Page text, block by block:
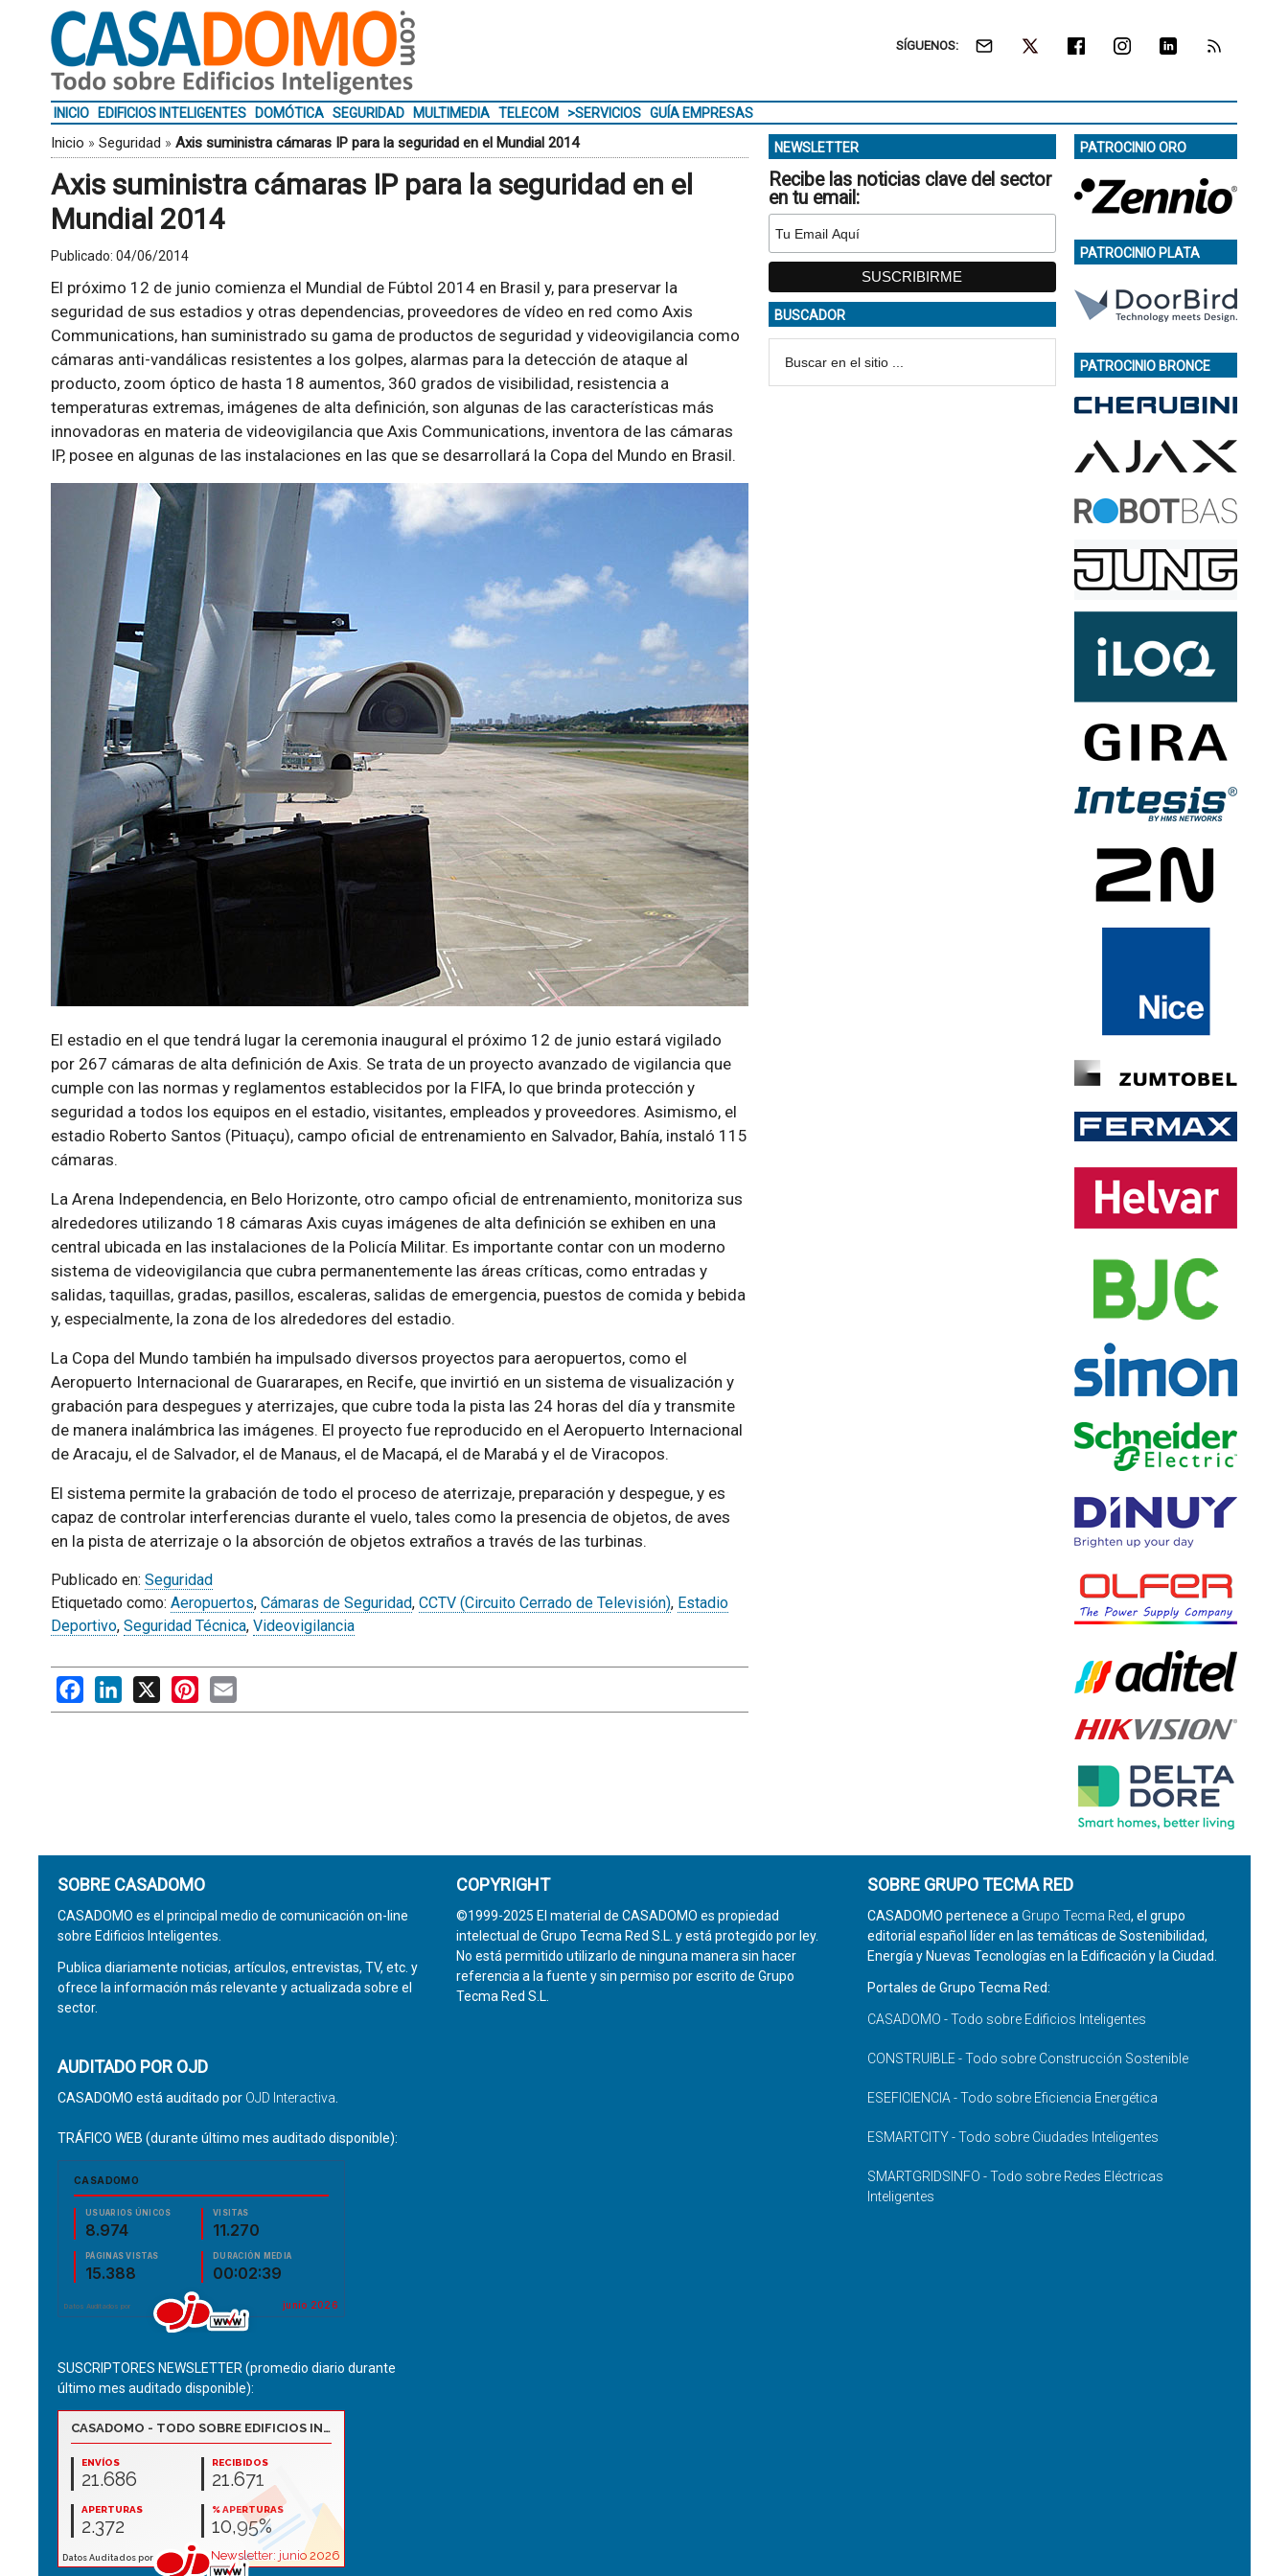
SÍGUENOS:
INICIO EDIFICIOS INTELIGENTES DOMÓTICA SEGURIDAD MULTIMEDIA TELECOM >SERVICIOS GUÍA EMPRESAS
Inicio » Seguridad » Axis suministra cámaras IP para la seguridad en el Mundial 2014
Axis suministra cámaras IP para la seguridad en el
Mundial 2014
Publicado: 04/06/2014
El próximo 12 de junio comienza el Mundial de Fúbtol 2014 en Brasil y, para preservar la
seguridad de sus estadios y otras dependencias, proveedores de vídeo en red como Axis
Communications, han suministrado su gama de productos de seguridad y videovigilancia como
cámaras anti-vandálicas resistentes a los golpes, alarmas para la detección de ataque al
producto, zoom óptico de hasta 18 aumentos, 360 grados de visibilidad, resistencia a
temperaturas extremas, imágenes de alta definición, son algunas de las características más
innovadoras en materia de videovigilancia que Axis Communications, inventora de las cámaras
IP, posee en algunas de las instalaciones en las que se desarrollará la Copa del Mundo en Brasil.
El estadio en el que tendrá lugar la ceremonia inaugural el próximo 12 de junio estará vigilado
por 267 cámaras de alta definición de Axis. Se trata de un proyecto avanzado de vigilancia que
cumple con las normas y reglamentos establecidos por la FIFA, lo que brinda protección y
seguridad a todos los equipos en el estadio, visitantes, empleados y proveedores. Asimismo, el
estadio Roberto Santos (Pituaçu), campo oficial de entrenamiento en Salvador, Bahía, instaló 115
cámaras.
La Arena Independencia, en Belo Horizonte, otro campo oficial de entrenamiento, monitoriza sus
alrededores utilizando 18 cámaras Axis cuyas imágenes de alta definición se exhiben en una
central ubicada en las instalaciones de la Policía Militar. Es importante contar con un moderno
sistema de videovigilancia que cubra permanentemente las áreas críticas, como entradas y
salidas, taquillas, gradas, pasillos, escaleras, salidas de emergencia, puestos de comida y bebida
y, especialmente, la zona de los alrededores del estadio.
La Copa del Mundo también ha impulsado diversos proyectos para aeropuertos, como el
Aeropuerto Internacional de Guararapes, en Recife, que invirtió en un sistema de visualización y
grabación para despegues y aterrizajes, que cubre toda la pista las 24 horas del día y transmite
de manera inalámbrica las imágenes. El proyecto fue reproducido en el Aeropuerto Internacional
de Aracaju, el de Salvador, el de Manaus, el de Macapá, el de Marabá y el de Viracopos.
El sistema permite la grabación de todo el proceso de aterrizaje, preparación y despegue, y es
capaz de controlar interferencias durante el vuelo, tales como la presencia de objetos, de aves
en la pista de aterrizaje o la absorción de objetos extraños a través de las turbinas.
Publicado en: Seguridad
Etiquetado como: Aeropuertos, Cámaras de Seguridad, CCTV (Circuito Cerrado de Televisión), Estadio
Deportivo, Seguridad Técnica, Videovigilancia
FacebookLinkedIn
X PinterestEmail
NEWSLETTER
Recibe las noticias clave del sector
en tu email:
BUSCADOR
PATROCINIO ORO
PATROCINIO PLATA
PATROCINIO BRONCE
SOBRE CASADOMO
CASADOMO es el principal medio de comunicación on-line
sobre Edificios Inteligentes.
Publica diariamente noticias, artículos, entrevistas, TV, etc. y
ofrece la información más relevante y actualizada sobre el
sector.
AUDITADO POR OJD
CASADOMO está auditado por OJD Interactiva
TRÁFICO WEB (durante último mes auditado disponible):
SUSCRIPTORES NEWSLETTER (promedio diario durante
último mes auditado disponible):
COPYRIGHT
©1999-2025 El material de CASADOMO es propiedad
intelectual de Grupo Tecma Red S.L. y está protegido por ley.
No está permitido utilizarlo de ninguna manera sin hacer
referencia a la fuente y sin permiso por escrito de Grupo
Tecma Red S.L.
SOBRE GRUPO TECMA RED
CASADOMO pertenece a Grupo Tecma Red, el grupo
editorial español líder en las temáticas de Sostenibilidad,
Energía y Nuevas Tecnologías en la Edificación y la Ciudad.
Portales de Grupo Tecma Red:
CASADOMO - Todo sobre Edificios Inteligentes
CONSTRUIBLE - Todo sobre Construcción Sostenible
ESEFICIENCIA - Todo sobre Eficiencia Energética
ESMARTCITY - Todo sobre Ciudades Inteligentes
SMARTGRIDSINFO - Todo sobre Redes Eléctricas
Inteligentes